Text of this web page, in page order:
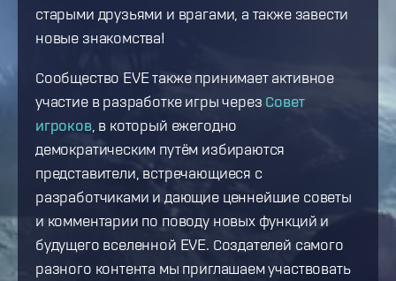
старыми друзьями и врагами, а также завести
новые знакомства!
Сообщество EVE также принимает активное
участие в разработке игры через Совет
игроков, в который ежегодно
демократическим путём избираются
представители, встречающиеся с
разработчиками и дающие ценнейшие советы
и комментарии по поводу новых функций и
будущего вселенной EVE. Создателей самого
разного контента мы приглашаем участвовать